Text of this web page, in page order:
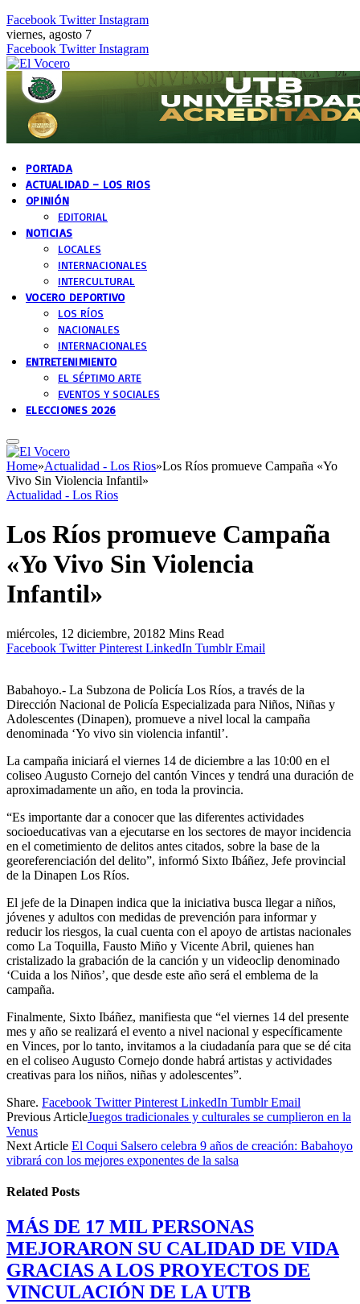
Facebook Twitter Instagram
viernes, agosto 7
Facebook Twitter Instagram
PORTADA
ACTUALIDAD – LOS RIOS
OPINIÓN
EDITORIAL
NOTICIAS
LOCALES
INTERNACIONALES
INTERCULTURAL
VOCERO DEPORTIVO
LOS RÍOS
NACIONALES
INTERNACIONALES
ENTRETENIMIENTO
EL SÉPTIMO ARTE
EVENTOS Y SOCIALES
ELECCIONES 2026
Home»Actualidad - Los Rios»Los Ríos promueve Campaña «Yo
Vivo Sin Violencia Infantil»
Actualidad - Los Rios
Los Ríos promueve Campaña
«Yo Vivo Sin Violencia
Infantil»
miércoles, 12 diciembre, 20182 Mins Read
Facebook Twitter Pinterest LinkedIn Tumblr Email
Babahoyo.- La Subzona de Policía Los Ríos, a través de la
Dirección Nacional de Policía Especializada para Niños, Niñas y
Adolescentes (Dinapen), promueve a nivel local la campaña
denominada ‘Yo vivo sin violencia infantil’.
La campaña iniciará el viernes 14 de diciembre a las 10:00 en el
coliseo Augusto Cornejo del cantón Vinces y tendrá una duración de
aproximadamente un año, en toda la provincia.
“Es importante dar a conocer que las diferentes actividades
socioeducativas van a ejecutarse en los sectores de mayor incidencia
en el cometimiento de delitos antes citados, sobre la base de la
georeferenciación del delito”, informó Sixto Ibáñez, Jefe provincial
de la Dinapen Los Ríos.
El jefe de la Dinapen indica que la iniciativa busca llegar a niños,
jóvenes y adultos con medidas de prevención para informar y
reducir los riesgos, la cual cuenta con el apoyo de artistas nacionales
como La Toquilla, Fausto Miño y Vicente Abril, quienes han
cristalizado la grabación de la canción y un videoclip denominado
‘Cuida a los Niños’, que desde este año será el emblema de la
campaña.
Finalmente, Sixto Ibáñez, manifiesta que “el viernes 14 del presente
mes y año se realizará el evento a nivel nacional y específicamente
en Vinces, por lo tanto, invitamos a la ciudadanía para que se dé cita
en el coliseo Augusto Cornejo donde habrá artistas y actividades
creativas para los niños, niñas y adolescentes”.
Share. Facebook Twitter Pinterest LinkedIn Tumblr Email
Previous ArticleJuegos tradicionales y culturales se cumplieron en la
Venus
Next Article El Coqui Salsero celebra 9 años de creación: Babahoyo
vibrará con los mejores exponentes de la salsa
Related Posts
MÁS DE 17 MIL PERSONAS
MEJORARON SU CALIDAD DE VIDA
GRACIAS A LOS PROYECTOS DE
VINCULACIÓN DE LA UTB